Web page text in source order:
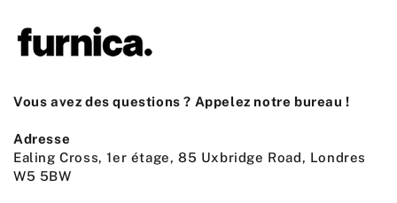
Vous avez des questions ? Appelez notre bureau !
Adresse
Ealing Cross, 1er étage, 85 Uxbridge Road, Londres
W5 5BW